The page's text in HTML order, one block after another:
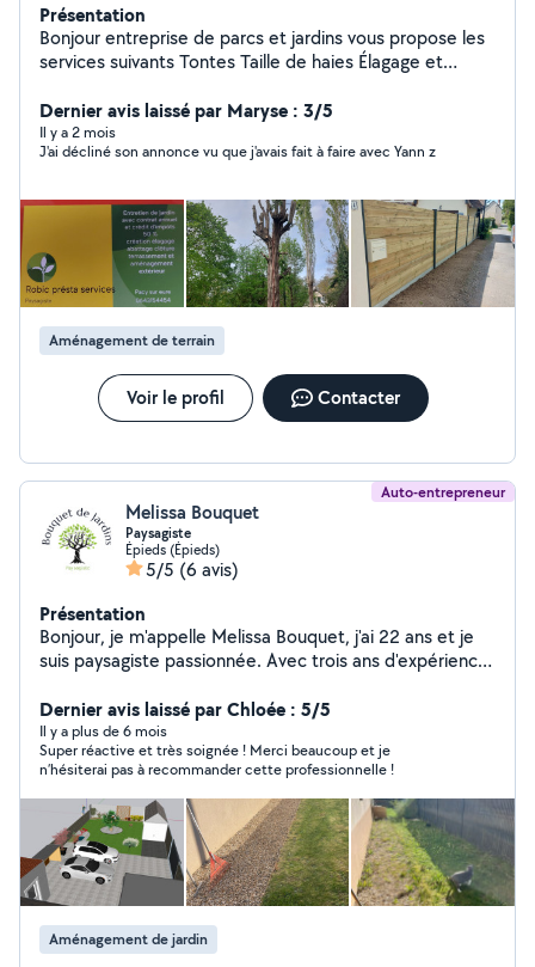
Présentation
Bonjour entreprise de parcs et jardins vous propose les
services suivants Tontes Taille de haies Élagage et
aménagement extérieur Bénéficier du crédit d'impôts
pour l'entretien de votre jardin
Dernier avis laissé par Maryse : 3/5
Il y a 2 mois
J'ai décliné son annonce vu que j'avais fait à faire avec Yann z
Aménagement de terrain
Voir le profil Contacter
Auto-entrepreneur
Melissa Bouquet
Paysagiste
Épieds (Épieds)
5/5 (6 avis)
Présentation
Bonjour, je m'appelle Melissa Bouquet, j'ai 22 ans et je
suis paysagiste passionnée. Avec trois ans d'expérience
diverses techniques telles que la tonte, le désherbage
et la taille. J'adore également réaliser des créations
paysagères sur mesure et concevoir des plans en 3D
pour donner vie à vos projets extérieurs. Titulaire d'un
BTS en aménagement paysager ainsi que d'un Bachelor
en conception de designers d'espaces extérieurs, je suis
fière de pouvoir offrir mes services pour embellir vos
jardins et espaces verts. Mon objectif est de créer des
environnements harmonieux et adaptés à vos envies.
N'hésitez pas à me contacter pour discuter de vos
projets !
Dernier avis laissé par Chloée : 5/5
Il y a plus de 6 mois
Super réactive et très soignée ! Merci beaucoup et je
n’hésiterai pas à recommander cette professionnelle !
Aménagement de jardin